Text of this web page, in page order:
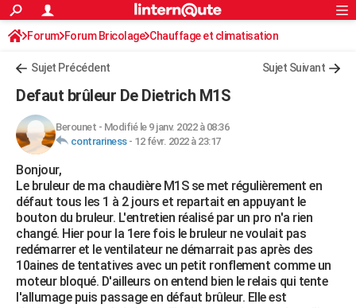
ACTUALITÉS
Politique
Société
Faits Divers
Education
Monde
Villes
+
FINANCE
Retraite
Impôts
Epargne
Immobilier
Risques naturels par ville
Banque
Assurance
Crédit
AUTO
Essais
Réserver un essai
Citadines
Berlines
SUV
Forum auto
+HIGH-TECH
Mobiles
Meilleur smartphone
Internet
Ordinateurs
Jeux vidéo
Guide high-tech
+BRICOLAGE
Forum
Aménagement intérieur
Extérieur
Cuisine
Salle de bains
Jardinage
Rangement
WEEK-END
Guides de France
Escapades
Patrimoine
Expositions
Musées
Week-end nature
LIFESTYLE
Rechercher
S'inscrire
Connexion
Forum Forum Bricolage Chauffage et climatisation
Chauffage Fuel / Gaz / Pétrole
Sujet Précédent Sujet Suivant
Defaut brûleur De Dietrich M1S
Berounet - Modifié le 9 janv. 2022 à 08:36
contrariness- 12 févr. 2022 à 23:17
Bonjour,
Le bruleur de ma chaudière M1S se met régulièrement en
défaut tous les 1 à 2 jours et repartait en appuyant le
bouton du bruleur. L'entretien réalisé par un pro n'a rien
changé. Hier pour la 1ere fois le bruleur ne voulait pas
redémarrer et le ventilateur ne démarrait pas après des
10aines de tentatives avec un petit ronflement comme un
moteur bloqué. D'ailleurs on entend bien le relais qui tente
l'allumage puis passage en défaut brûleur. Elle est